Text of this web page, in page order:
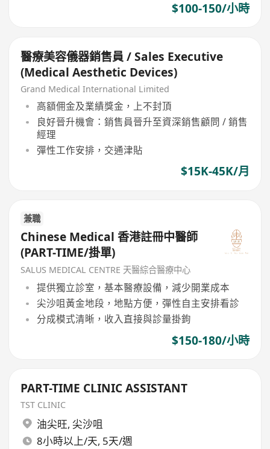
$100-150/小時
醫療美容儀器銷售員 / Sales Executive
(Medical Aesthetic Devices)
Grand Medical International Limited
高額佣金及業績獎金，上不封頂
良好晉升機會：銷售員晉升至資深銷售顧問 / 銷售
經理
彈性工作安排，交通津貼
$15K-45K/月
兼職
Chinese Medical 香港註冊中醫師
(PART-TIME/掛單)
SALUS MEDICAL CENTRE 天醫綜合醫療中心
提供獨立診室，基本醫療設備，減少開業成本
尖沙咀黃金地段，地點方便，彈性自主安排看診
分成模式清晰，收入直接與診量掛鉤
$150-180/小時
PART-TIME CLINIC ASSISTANT
TST CLINIC
油尖旺, 尖沙咀
8小時以上/天, 5天/週